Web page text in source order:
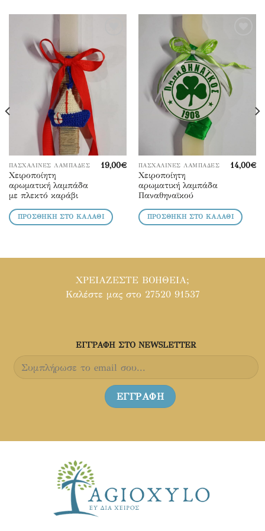
στα
αγαπημένα
ΠΑΣΧΑΛΙΝΕΣ ΛΑΜΠΑΔΕΣ
Χειροποίητη
αρωματική λαμπάδα
με πλεκτό καράβι
19,00€
ΠΡΟΣΘΉΚΗ ΣΤΟ ΚΑΛΆΘΙ
Προσθήκη
αγαπημένα
ΠΑΣΧΑΛΙΝΕΣ ΛΑΜΠΑΔΕΣ
Χειροποίητη
αρωματική λαμπάδα
Παναθηναϊκού
14,00€
ΠΡΟΣΘΉΚΗ ΣΤΟ ΚΑΛΆΘΙ
ΧΡΕΙΑΖΕΣΤΕ ΒΟΗΘΕΙΑ;
Καλέστε μας στο 27520 91537
ΕΓΓΡΑΦH ΣΤΟ NEWSLETTER